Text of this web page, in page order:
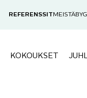
REFERENSSIT MEISTÄ
KOKOUKSET